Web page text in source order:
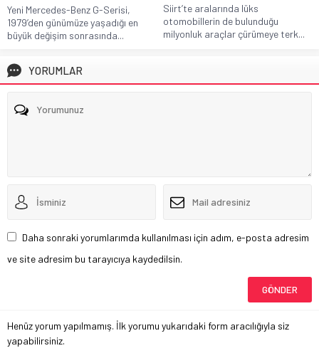
Yeni Mercedes-Benz G-Serisi,
1979’den günümüze yaşadığı en
büyük değişim sonrasında...
Siirt’te aralarında lüks
otomobillerin de bulunduğu
milyonluk araçlar çürümeye terk...
YORUMLAR
Daha sonraki yorumlarımda kullanılması için adım, e-posta adresim
ve site adresim bu tarayıcıya kaydedilsin.
Henüz yorum yapılmamış. İlk yorumu yukarıdaki form aracılığıyla siz
yapabilirsiniz.